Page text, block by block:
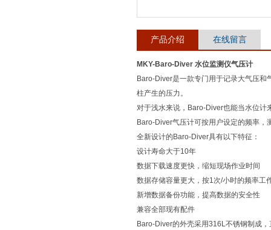
产品介绍 在线留言
MKY-Baro-Diver 水位监测仪气压计
Baro-Diver是一款专门用于记录大气压
柱产生的压力。
对于浅水来说，Baro-Diver也能当水位计
Baro-Diver气压计可按用户设定的频率
全新设计的Baro-Diver具有以下特征：
设计寿命大于10年
数据下载速度更快，缩短现场作业时间
数据存储容量更大，按1次/小时的频率工
新增数据备份功能，提高数据的安全性
兼容全部现有配件
Baro-Diver的外壳采用316L不锈钢制成